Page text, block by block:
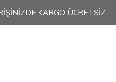
KARGO ÜCRETSİZ